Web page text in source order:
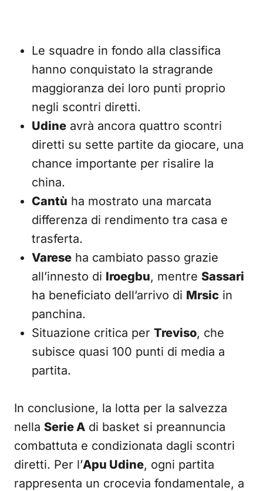
Le squadre in fondo alla classifica
hanno conquistato la stragrande
maggioranza dei loro punti proprio
negli scontri diretti.
Udine avrà ancora quattro scontri
diretti su sette partite da giocare, una
chance importante per risalire la
china.
Cantù ha mostrato una marcata
differenza di rendimento tra casa e
trasferta.
Varese ha cambiato passo grazie
all’innesto di Iroegbu, mentre Sassari
ha beneficiato dell’arrivo di Mrsic in
panchina.
Situazione critica per Treviso, che
subisce quasi 100 punti di media a
partita.
In conclusione, la lotta per la salvezza
nella Serie A di basket si preannuncia
combattuta e condizionata dagli scontri
diretti. Per l’Apu Udine, ogni partita
rappresenta un crocevia fondamentale, a